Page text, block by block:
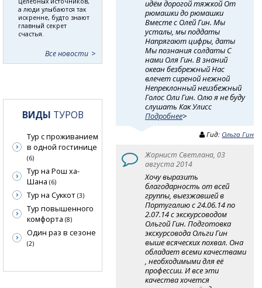
идём дорогой тяжкой От
рюмашки до рюмашки
Вместе с Олей Гин. Мы
усталы, мы поддаты
Напрягают цифры, даты
Мы познания солдаты С
нами Оля Гин. В знаний
океан безбрежный Нас
влечет сиреной нежной
Непреклонный неизбежный
Голос Оли Гин. Олю я не буду
слушать Как Улисс
Подробнее>
Гид: Ольга Гин
Жорнист Светлана, 03
августа 2014
Хочу выразить
благодарность от всей
группы, выезжавшей в
Португалию с 24.06.14 по
2.07.14 с экскурсоводом
Ольгой Гин. Подготовка
экскурсовода Ольги Гин
выше всяческих похвал. Она
обладает всеми качествами
, необходимыми для её
профессии. И все эти
качества хочется
а люди улыбаются так
искренне, будто знают
главный секрет
счастья.
Все новости
ВИДЫ ТУРОВ
Тур с проживанием
в одной гостинице
(6)
Тур на Рош ха-
Шана (6)
Тур на Суккот (3)
Тур повышенного
комфорта (8)
Один раз в сезоне
(2)